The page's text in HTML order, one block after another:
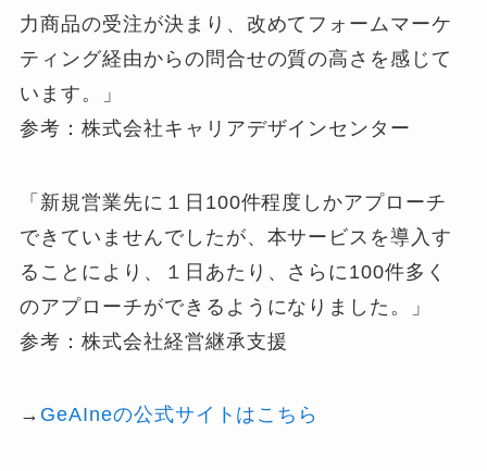
力商品の受注が決まり、改めてフォームマーケ
ティング経由からの問合せの質の高さを感じて
います。」
参考：株式会社キャリアデザインセンター
「新規営業先に１日100件程度しかアプローチ
できていませんでしたが、本サービスを導入す
ることにより、１日あたり、さらに100件多く
のアプローチができるようになりました。」
参考：株式会社経営継承支援
→ GeAIneの公式サイトはこちら